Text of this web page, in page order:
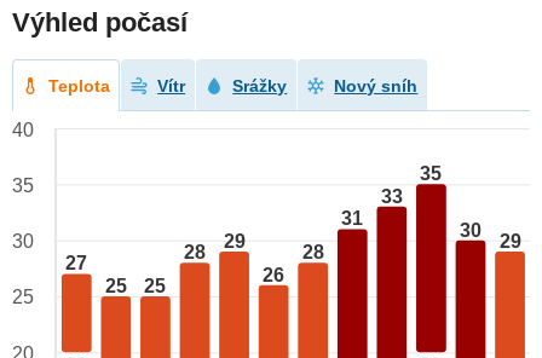
Výhled počasí
Teplota Vítr Srážky Nový sníh
27
25 25
28
29
26
28
31
33
35
30
29
40
35
30
25